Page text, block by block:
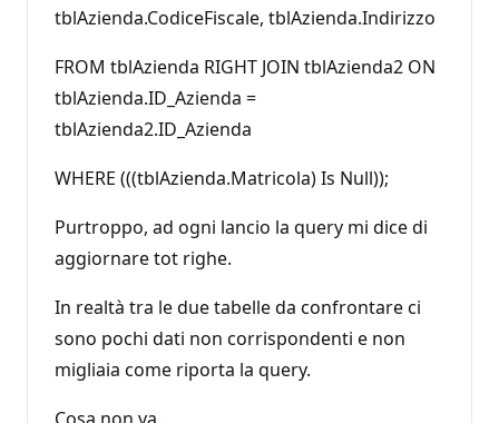
tblAzienda.CodiceFiscale, tblAzienda.Indirizzo
FROM tblAzienda RIGHT JOIN tblAzienda2 ON
tblAzienda.ID_Azienda =
tblAzienda2.ID_Azienda
WHERE (((tblAzienda.Matricola) Is Null));
Purtroppo, ad ogni lancio la query mi dice di
aggiornare tot righe.
In realtà tra le due tabelle da confrontare ci
sono pochi dati non corrispondenti e non
migliaia come riporta la query.
Cosa non va.